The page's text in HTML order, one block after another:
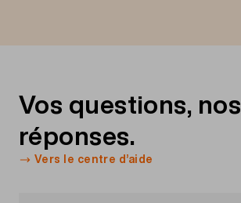
Vos questions, nos
réponses.
Vers le centre d’aide